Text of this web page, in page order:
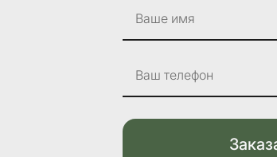
Ваше имя
Ваш телефон